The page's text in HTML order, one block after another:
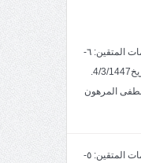
خطبة الجمعة: سمات المتقين: ٦-
عمل الإحسان بتاريخ4/3/1447.
المرهون
خطبة الجمعة: سمات المتقين: ٥-